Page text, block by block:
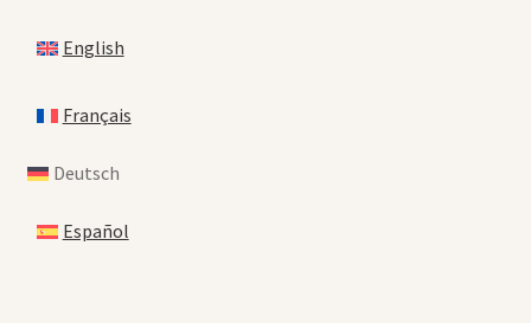
English
Français
Deutsch
Español